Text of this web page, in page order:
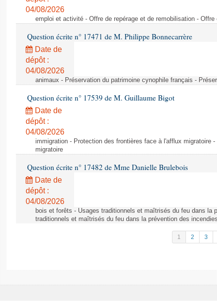
04/08/2026
emploi et activité - Offre de repérage et de remobilisation -
Question écrite n° 17471 de M. Philippe Bonnecarrère
Date de
dépôt :
04/08/2026
animaux - Préservation du patrimoine cynophile français -
Question écrite n° 17539 de M. Guillaume Bigot
Date de
dépôt :
04/08/2026
immigration - Protection des frontières face à l'afflux migratoire
migratoire
Question écrite n° 17482 de Mme Danielle Brulebois
Date de
dépôt :
04/08/2026
bois et forêts - Usages traditionnels et maîtrisés du feu dans la
traditionnels et maîtrisés du feu dans la prévention des
1 2 3